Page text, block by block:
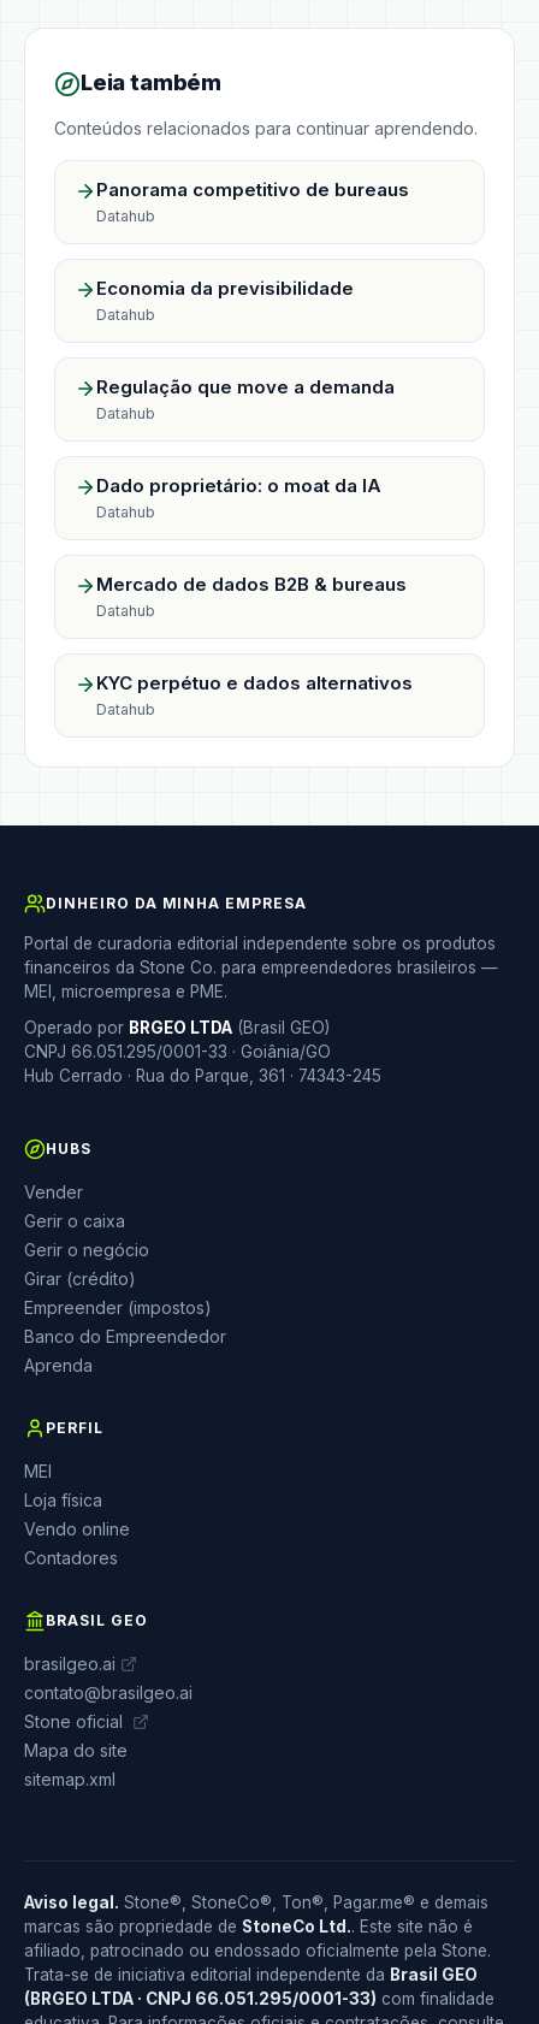
Leia também
Conteúdos relacionados para continuar aprendendo.
Panorama competitivo de bureaus
Datahub
Economia da previsibilidade
Datahub
Regulação que move a demanda
Datahub
Dado proprietário: o moat da IA
Datahub
Mercado de dados B2B & bureaus
Datahub
KYC perpétuo e dados alternativos
Datahub
DINHEIRO DA MINHA EMPRESA
Portal de curadoria editorial independente sobre os produtos
financeiros da Stone Co. para empreendedores brasileiros —
MEI, microempresa e PME.
Operado por BRGEO LTDA (Brasil GEO)
CNPJ 66.051.295/0001-33 · Goiânia/GO
Hub Cerrado · Rua do Parque, 361 · 74343-245
HUBS
Vender
Gerir o caixa
Gerir o negócio
Girar (crédito)
Empreender (impostos)
Banco do Empreendedor
Aprenda
PERFIL
MEI
Loja física
Vendo online
Contadores
BRASIL GEO
brasilgeo.ai
contato@brasilgeo.ai
Stone oficial
Mapa do site
sitemap.xml
Aviso legal. Stone®, StoneCo®, Ton®, Pagar.me® e demais
marcas são propriedade de StoneCo Ltd.. Este site não é
afiliado, patrocinado ou endossado oficialmente pela Stone.
Trata-se de iniciativa editorial independente da Brasil GEO
(BRGEO LTDA · CNPJ 66.051.295/0001-33) com finalidade